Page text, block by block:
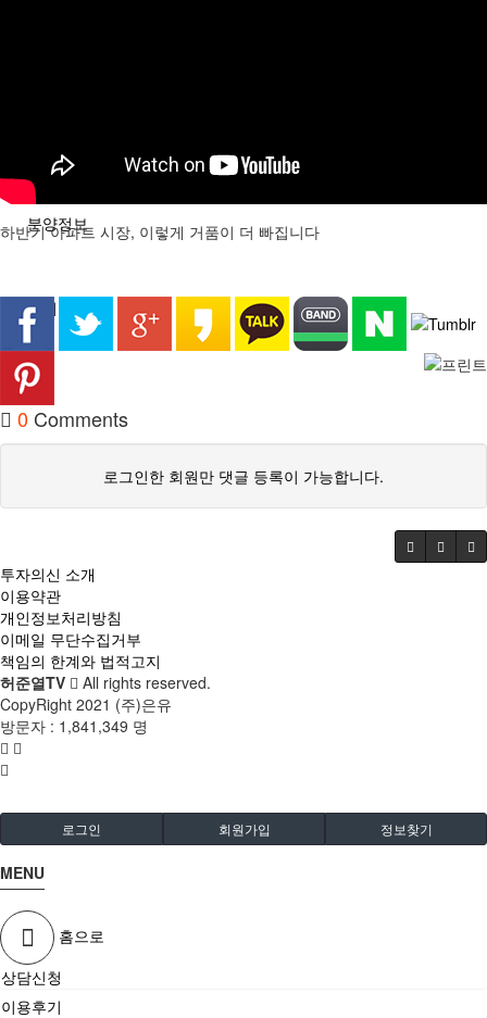
분양정보
공지
하반기 아파트 시장, 이렇게 거품이 더 빠집니다
0 Comments
로그인한 회원만 댓글 등록이 가능합니다.
투자의신 소개
이용약관
개인정보처리방침
이메일 무단수집거부
책임의 한계와 법적고지
허준열TV
All rights reserved.
CopyRight 2021 (주)은유
방문자 : 1,841,349 명
로그인 회원가입 정보찾기
MENU
홈으로
상담신청
이용후기